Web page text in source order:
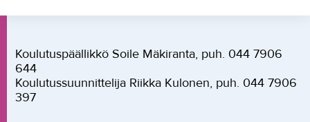
Koulutuspäällikkö Soile Mäkiranta, puh. 044 7906
644
Koulutussuunnittelija Riikka Kulonen, puh. 044 7906
397